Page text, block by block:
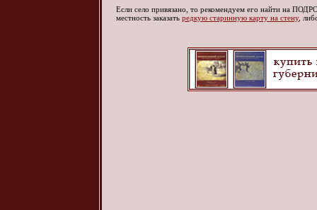
Если село привязано, то рекомендуем его найти на
местность заказать редкую старинную карту на стену,